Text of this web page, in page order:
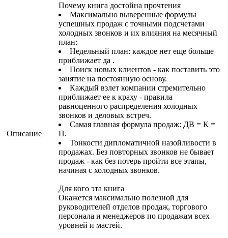
Описание
Почему книга достойна прочтения
Максимально выверенные формулы
успешных продаж с точными подсчетами
холодных звонков и их влияния на месячный
план:
Недельный план: каждое нет еще больше
приближает да .
Поиск новых клиентов - как поставить это
занятие на постоянную основу.
Каждый взлет компании стремительно
приближает ее к краху - правила
равноценного распределения холодных
звонков и деловых встреч.
Самая главная формула продаж: ДВ = К =
П.
Тонкости дипломатичной назойливости в
продажах. Без повторных звонков не бывает
продаж - как без потерь пройти все этапы,
начиная с холодных звонков.
Для кого эта книга
Окажется максимально полезной для
руководителей отделов продаж, торгового
персонала и менеджеров по продажам всех
уровней и мастей.